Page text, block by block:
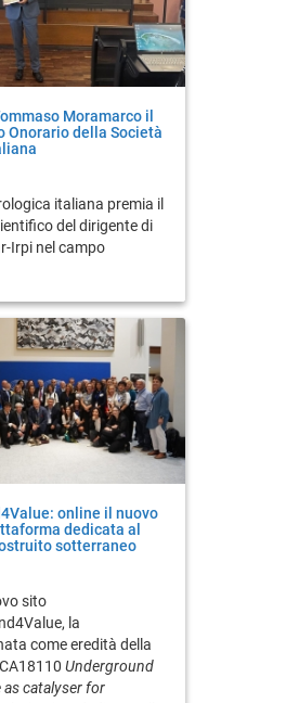
Moramarco il
Onorario della Società
italiana premia il
del dirigente di
Irpi nel campo
online il nuovo
dedicata al
sotterraneo
sito
la
come eredità della
Underground
catalyser for